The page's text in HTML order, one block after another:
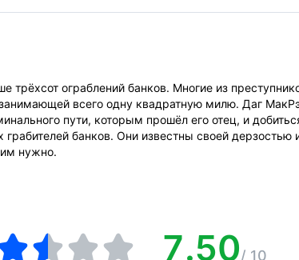
трёхсот ограблений банков. Многие из
всего одну квадратную милю. Даг
пути, которым прошёл его отец, и
банков. Они известны своей дерзостью
им нужно.
7.50/ 10